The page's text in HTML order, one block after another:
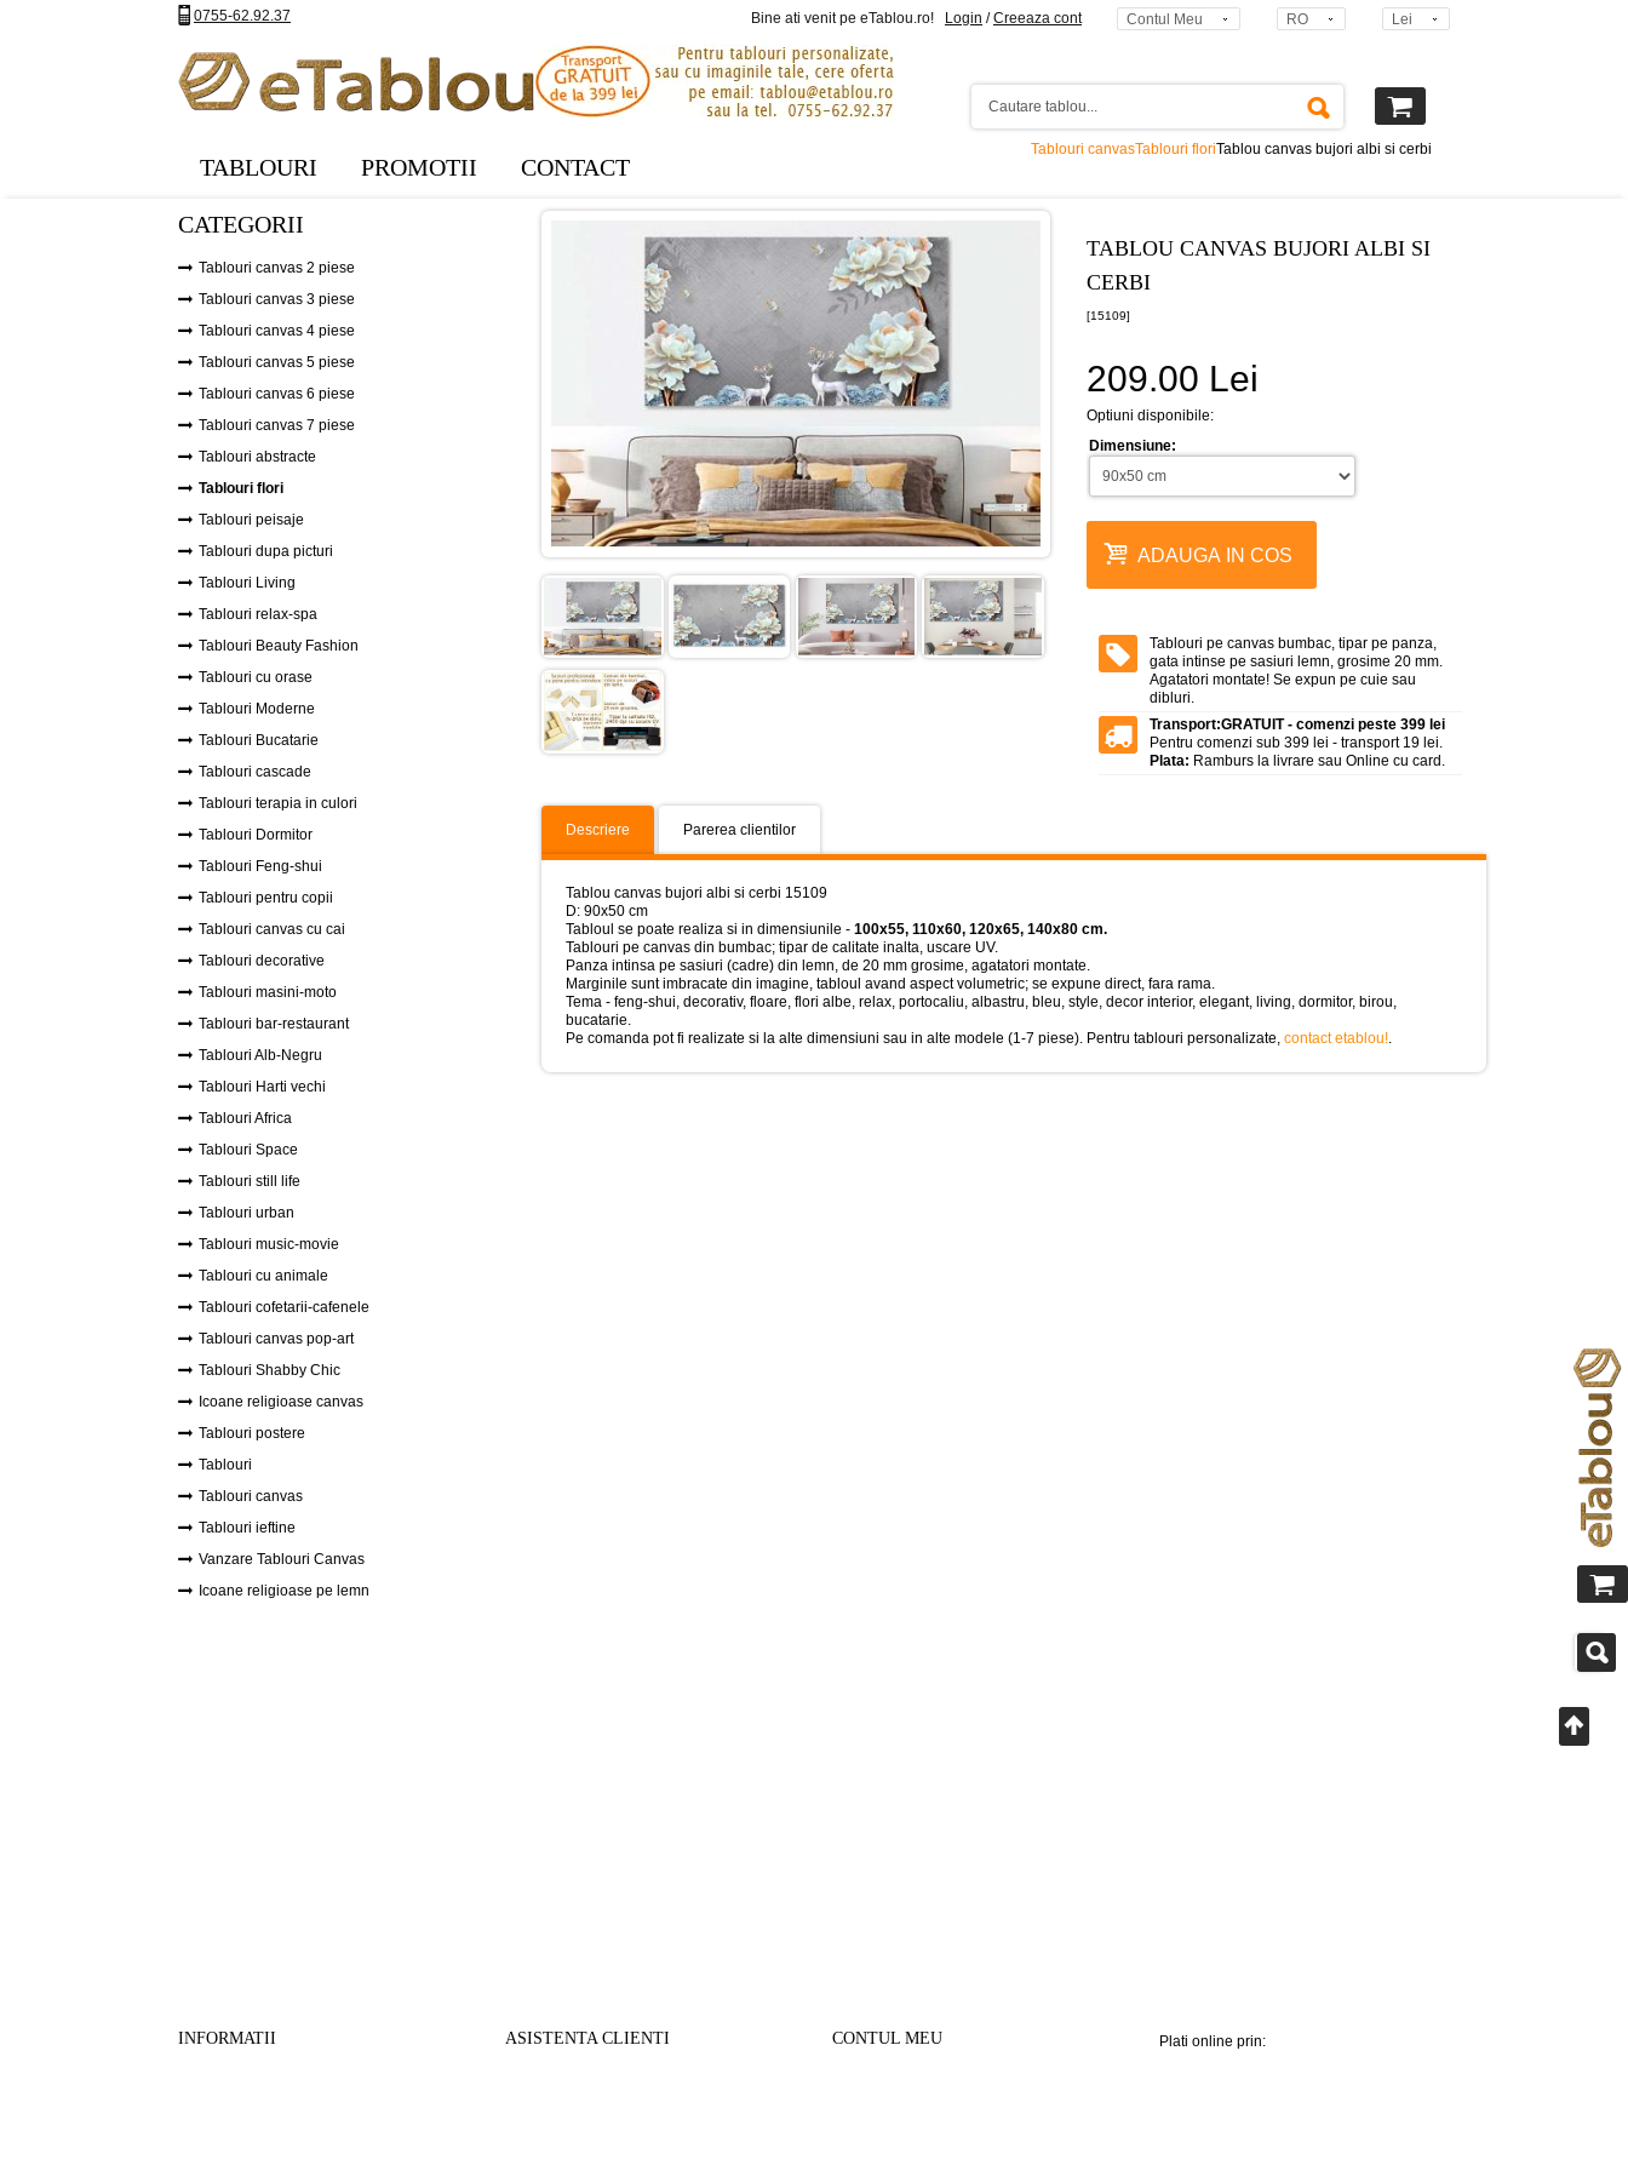
0755-62.92.37 Bine ati venit pe eTablou.ro! Login /Creeaza cont Contul Meu RO Lei
TABLOURI PROMOTII CONTACT
Tablouri canvasTablouri floriTablou canvas bujori albi si cerbi
TABLOU CANVAS BUJORI ALBI SI
CERBI
[15109]
209.00 Lei
Optiuni disponibile:
Dimensiune:
ADAUGA IN COS
Tablouri pe canvas bumbac, tipar pe panza,
gata intinse pe sasiuri lemn, grosime 20 mm.
Agatatori montate! Se expun pe cuie sau
dibluri.
Transport:GRATUIT - comenzi peste 399 lei
Pentru comenzi sub 399 lei - transport 19 lei.
Plata: Ramburs la livrare sau Online cu card.
Descriere Parerea clientilor
Tablou canvas bujori albi si cerbi 15109
D: 90x50 cm
Tabloul se poate realiza si in dimensiunile - 100x55, 110x60, 120x65, 140x80 cm.
Tablouri pe canvas din bumbac; tipar de calitate inalta, uscare UV.
Panza intinsa pe sasiuri (cadre) din lemn, de 20 mm grosime, agatatori montate.
Marginile sunt imbracate din imagine, tabloul avand aspect volumetric; se expune direct, fara rama.
Tema - feng-shui, decorativ, floare, flori albe, relax, portocaliu, albastru, bleu, style, decor interior, elegant, living, dormitor, birou,
bucatarie.
Pe comanda pot fi realizate si la alte dimensiuni sau in alte modele (1-7 piese). Pentru tablouri personalizate, contact etablou!.
CATEGORII
Tablouri canvas 2 piese
Tablouri canvas 3 piese
Tablouri canvas 4 piese
Tablouri canvas 5 piese
Tablouri canvas 6 piese
Tablouri canvas 7 piese
Tablouri abstracte
Tablouri flori
Tablouri peisaje
Tablouri dupa picturi
Tablouri Living
Tablouri relax-spa
Tablouri Beauty Fashion
Tablouri cu orase
Tablouri Moderne
Tablouri Bucatarie
Tablouri cascade
Tablouri terapia in culori
Tablouri Dormitor
Tablouri Feng-shui
Tablouri pentru copii
Tablouri canvas cu cai
Tablouri decorative
Tablouri masini-moto
Tablouri bar-restaurant
Tablouri Alb-Negru
Tablouri Harti vechi
Tablouri Africa
Tablouri Space
Tablouri still life
Tablouri urban
Tablouri music-movie
Tablouri cu animale
Tablouri cofetarii-cafenele
Tablouri canvas pop-art
Tablouri Shabby Chic
Icoane religioase canvas
Tablouri postere
Tablouri
Tablouri canvas
Tablouri ieftine
Vanzare Tablouri Canvas
Icoane religioase pe lemn
INFORMATII ASISTENTA CLIENTI CONTUL MEU Plati online prin: